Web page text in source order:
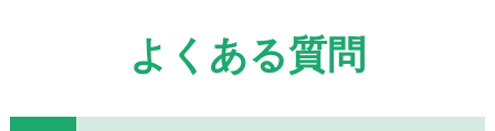
よくある質問